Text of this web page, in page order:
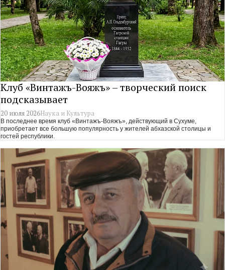
Клуб «Винтажъ-Вояжъ» – творческий поиск
подсказывает
20 июля 2026Наука и Культура
В последнее время клуб «Винтажъ-Вояжъ», действующий в Сухуме,
приобретает все большую популярность у жителей абхазской столицы и
гостей республики.